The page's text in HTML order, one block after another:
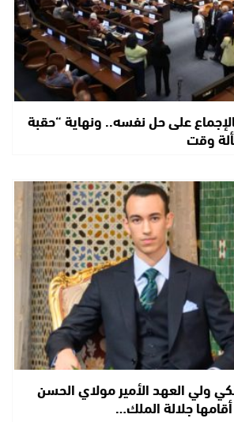
على حل نفسه.. ونهاية “حقبة
وقت
ولي العهد الأمير مولاي الحسن
جلالة الملك…